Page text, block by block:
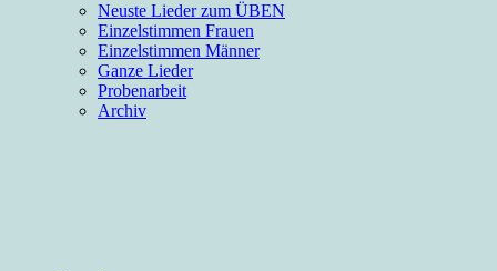
Neuste Lieder zum ÜBEN
Einzelstimmen Frauen
Einzelstimmen Männer
Ganze Lieder
Probenarbeit
Archiv